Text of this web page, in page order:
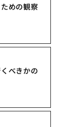
めの観察
べきかの